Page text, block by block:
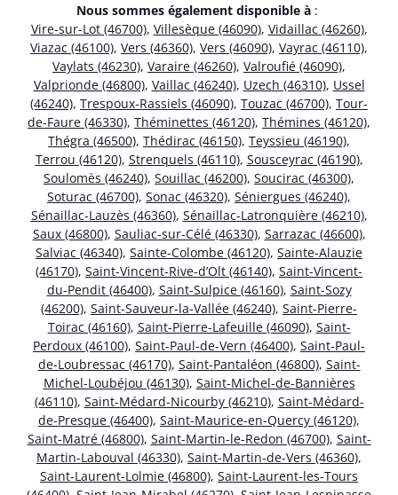
Nous sommes également disponible à :
Vire-sur-Lot (46700), Villesèque (46090), Vidaillac (46260),
Viazac (46100), Vers (46360), Vers (46090), Vayrac (46110),
Vaylats (46230), Varaire (46260), Valroufié (46090),
Valprionde (46800), Vaillac (46240), Uzech (46310), Ussel
(46240), Trespoux-Rassiels (46090), Touzac (46700), Tour-
de-Faure (46330), Théminettes (46120), Thémines (46120),
Thégra (46500), Thédirac (46150), Teyssieu (46190),
Terrou (46120), Strenquels (46110), Sousceyrac (46190),
Soulomès (46240), Souillac (46200), Soucirac (46300),
Soturac (46700), Sonac (46320), Séniergues (46240),
Sénaillac-Lauzès (46360), Sénaillac-Latronquière (46210),
Saux (46800), Sauliac-sur-Célé (46330), Sarrazac (46600),
Salviac (46340), Sainte-Colombe (46120), Sainte-Alauzie
(46170), Saint-Vincent-Rive-d’Olt (46140), Saint-Vincent-
du-Pendit (46400), Saint-Sulpice (46160), Saint-Sozy
(46200), Saint-Sauveur-la-Vallée (46240), Saint-Pierre-
Toirac (46160), Saint-Pierre-Lafeuille (46090), Saint-
Perdoux (46100), Saint-Paul-de-Vern (46400), Saint-Paul-
de-Loubressac (46170), Saint-Pantaléon (46800), Saint-
Michel-Loubéjou (46130), Saint-Michel-de-Bannières
(46110), Saint-Médard-Nicourby (46210), Saint-Médard-
de-Presque (46400), Saint-Maurice-en-Quercy (46120),
Saint-Matré (46800), Saint-Martin-le-Redon (46700), Saint-
Martin-Labouval (46330), Saint-Martin-de-Vers (46360),
Saint-Laurent-Lolmie (46800), Saint-Laurent-les-Tours